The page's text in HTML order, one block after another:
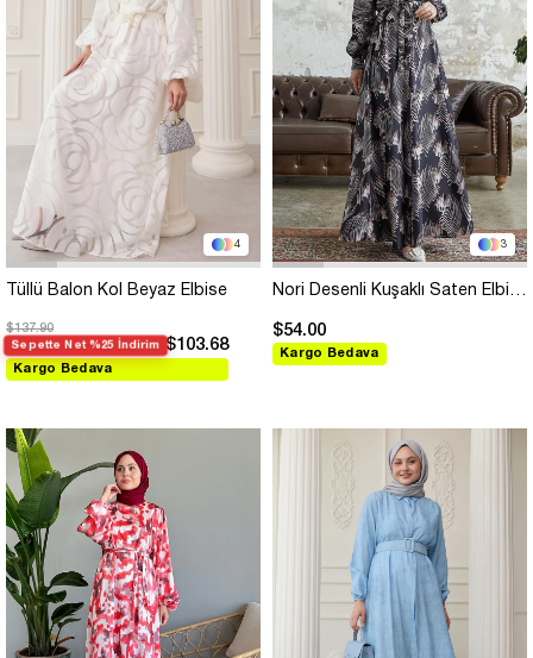
4
Tüllü Balon Kol Beyaz Elbise
$137.90
Sepette Net %25 İndirim $103.68
Kargo Bedava
3
Nori Desenli Kuşaklı Saten Elbise - Siyah
$54.00
Kargo Bedava